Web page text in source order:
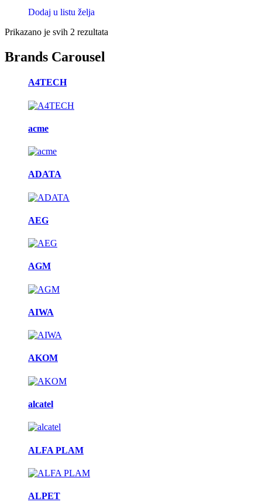
Dodaj u listu želja
Prikazano je svih 2 rezultata
Brands Carousel
A4TECH
acme
ADATA
AEG
AGM
AIWA
AKOM
alcatel
ALFA PLAM
ALPET